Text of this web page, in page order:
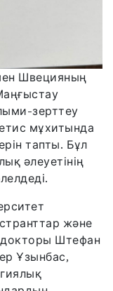
Швецияның
зерттеу
мұхитында
тапты. Бұл
әлеуетінің
және
докторы Штефан
Ұзынбас,